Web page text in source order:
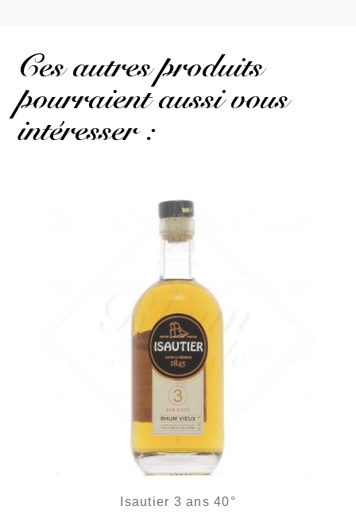
Ces autres produits
pourraient aussi vous
intéresser :
Isautier 3 ans 40°